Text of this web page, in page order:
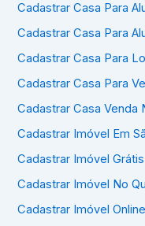
Cadastrar Casa Para
Cadastrar Casa Para
Cadastrar Casa Para
Cadastrar Casa Para
Cadastrar Casa Venda
Cadastrar Imóvel Em
Cadastrar Imóvel Grátis
Cadastrar Imóvel No
Cadastrar Imóvel Online